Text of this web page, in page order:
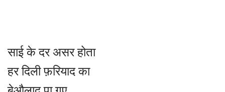
साई के दर असर होता
हर दिली फ़रियाद का